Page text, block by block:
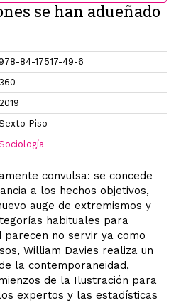
se han adueñado
978-84-17517-49-6
360
Piso
convulsa: se concede
a los hechos objetivos,
auge de extremismos y
habituales para
no servir ya como
William Davies realiza un
la contemporaneidad,
de la Ilustración para
expertos y las estadísticas